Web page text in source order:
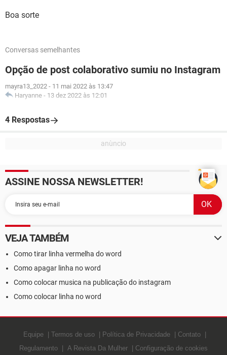
Boa sorte
Conversas semelhantes
Opção de post colaborativo sumiu no Instagram
mayra13_2022 - 11 mai 2022 às 13:47
Haryanne - 13 dez 2022 às 12:01
4 Respostas
ASSINE NOSSA NEWSLETTER!
VEJA TAMBÉM
Como tirar linha vermelha do word
Como apagar linha no word
Como colocar musica na publicação do instagram
Como colocar linha no word
Equipe Termos de uso Política de Privacidade
Contato
Regulamento
A Revista Da Mulher Configuração de cookies